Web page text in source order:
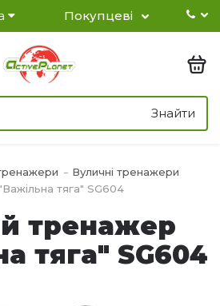
Покупцеві
Знайти
Вуличні тренажери
тяга" SG604
тренажер
тяга" SG604